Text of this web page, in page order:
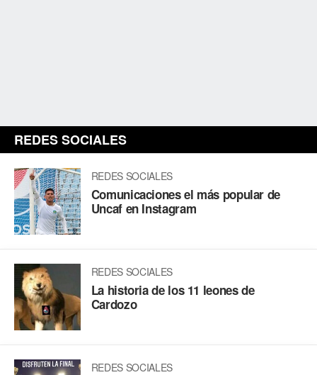
REDES SOCIALES
REDES SOCIALES
Comunicaciones el más popular de
Uncaf en Instagram
REDES SOCIALES
La historia de los 11 leones de
Cardozo
REDES SOCIALES